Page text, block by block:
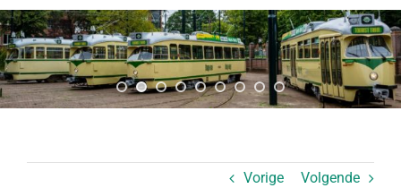
Vorige Volgende